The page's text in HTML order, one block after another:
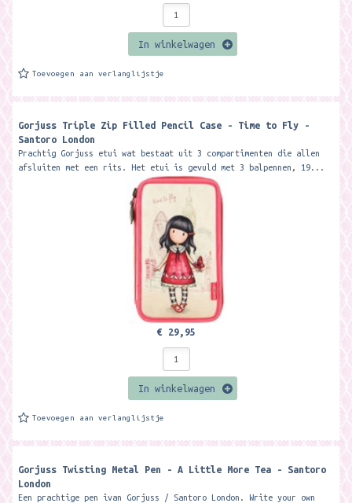
In winkelwagen
Toevoegen aan verlanglijstje
Gorjuss Triple Zip Filled Pencil Case - Time to Fly -
Santoro London
Prachtig Gorjuss etui wat bestaat uit 3 compartimenten die allen
afsluiten met een rits. Het etui is gevuld met 3 balpennen, 19...
€ 29,95
In winkelwagen
Toevoegen aan verlanglijstje
Gorjuss Twisting Metal Pen - A Little More Tea - Santoro
London
Een prachtige pen ivan Gorjuss / Santoro London. Write your own